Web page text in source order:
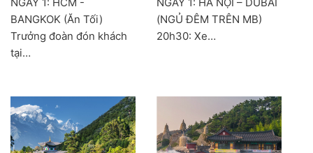
BANGKOK (Ăn Tối)
Trưởng đoàn đón khách
tại…
(NGỦ ĐÊM TRÊN MB)
20h30: Xe…